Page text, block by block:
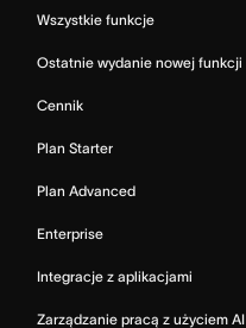
Wszystkie funkcje
Ostatnie wydanie nowej funkcji
Cennik
Plan Starter
Plan Advanced
Enterprise
Integracje z aplikacjami
Zarządzanie pracą z użyciem AI